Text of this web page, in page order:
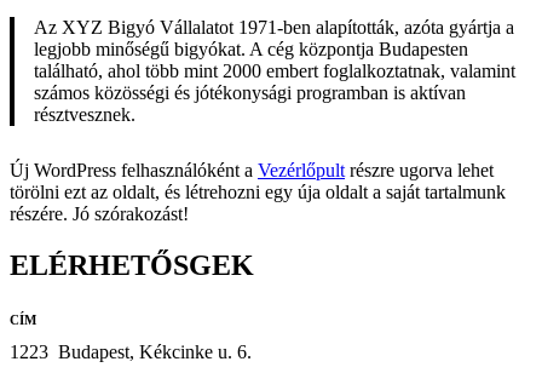
Az XYZ Bigyó Vállalatot 1971-ben alapították, azóta gyártja a
legjobb minőségű bigyókat. A cég központja Budapesten
található, ahol több mint 2000 embert foglalkoztatnak, valamint
számos közösségi és jótékonysági programban is aktívan
résztvesznek.
Új WordPress felhasználóként a Vezérlőpult részre ugorva lehet
törölni ezt az oldalt, és létrehozni egy úja oldalt a saját tartalmunk
részére. Jó szórakozást!
ELÉRHETŐSGEK
CÍM
1223 Budapest, Kékcinke u. 6.